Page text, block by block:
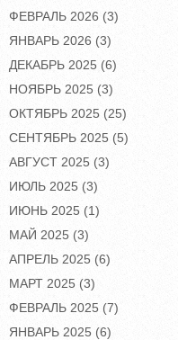
ФЕВРАЛЬ 2026 (3)
ЯНВАРЬ 2026 (3)
ДЕКАБРЬ 2025 (6)
НОЯБРЬ 2025 (3)
ОКТЯБРЬ 2025 (25)
СЕНТЯБРЬ 2025 (5)
АВГУСТ 2025 (3)
ИЮЛЬ 2025 (3)
ИЮНЬ 2025 (1)
МАЙ 2025 (3)
АПРЕЛЬ 2025 (6)
МАРТ 2025 (3)
ФЕВРАЛЬ 2025 (7)
ЯНВАРЬ 2025 (6)